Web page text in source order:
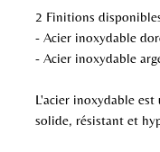
2 Finitions
- Acier inoxydable
- Acier inoxydable
L'acier inoxydable est
solide, résistant et